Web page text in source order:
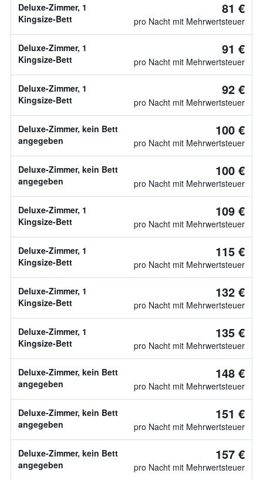
Deluxe-Zimmer, 1
Kingsize-Bett
81 €
pro Nacht mit Mehrwertsteuer
Deluxe-Zimmer, 1
Kingsize-Bett
91 €
pro Nacht mit Mehrwertsteuer
Deluxe-Zimmer, 1
Kingsize-Bett
92 €
pro Nacht mit Mehrwertsteuer
Deluxe-Zimmer, kein Bett
angegeben
100 €
pro Nacht mit Mehrwertsteuer
Deluxe-Zimmer, kein Bett
angegeben
100 €
pro Nacht mit Mehrwertsteuer
Deluxe-Zimmer, 1
Kingsize-Bett
109 €
pro Nacht mit Mehrwertsteuer
Deluxe-Zimmer, 1
Kingsize-Bett
115 €
pro Nacht mit Mehrwertsteuer
Deluxe-Zimmer, 1
Kingsize-Bett
132 €
pro Nacht mit Mehrwertsteuer
Deluxe-Zimmer, 1
Kingsize-Bett
135 €
pro Nacht mit Mehrwertsteuer
Deluxe-Zimmer, kein Bett
angegeben
148 €
pro Nacht mit Mehrwertsteuer
Deluxe-Zimmer, kein Bett
angegeben
151 €
pro Nacht mit Mehrwertsteuer
Deluxe-Zimmer, kein Bett
angegeben
157 €
pro Nacht mit Mehrwertsteuer